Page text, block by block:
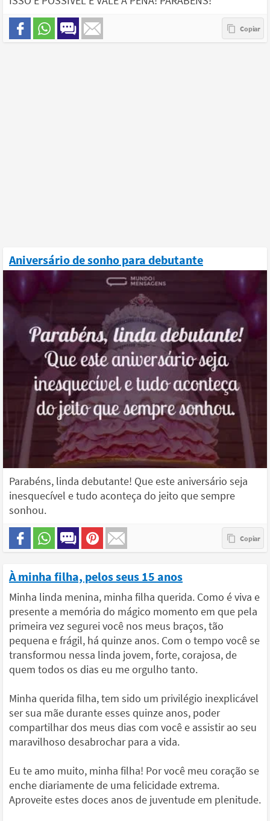
Aniversário de sonho para debutante
Parabéns, linda debutante! Que este aniversário seja
inesquecível e tudo aconteça do jeito que sempre
sonhou.
À minha filha, pelos seus 15 anos
Minha linda menina, minha filha querida. Como é viva e
presente a memória do mágico momento em que pela
primeira vez segurei você nos meus braços, tão
pequena e frágil, há quinze anos. Com o tempo você se
transformou nessa linda jovem, forte, corajosa, de
quem todos os dias eu me orgulho tanto.
Minha querida filha, tem sido um privilégio inexplicável
ser sua mãe durante esses quinze anos, poder
compartilhar dos meus dias com você e assistir ao seu
maravilhoso desabrochar para a vida.
Eu te amo muito, minha filha! Por você meu coração se
enche diariamente de uma felicidade extrema.
Aproveite estes doces anos de juventude em plenitude.